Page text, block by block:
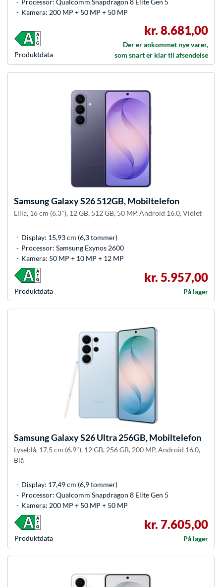
Processor: Qualcomm Snapdragon 8 Elite Gen 5
Kamera: 200 MP + 50 MP + 50 MP
Produkt­data
kr. 8.681,00
Der er ankommet nye varer,
som snart er klar til afsendelse
SamsungGalaxy S26 512GB, Mobiltelefon
Lilla, 16 cm (6.3"), 12 GB, 512 GB, 50 MP, Android 16.0, Violet
Display: 15,93 cm (6,3 tommer)
Processor: Samsung Exynos 2600
Kamera: 50 MP + 10 MP + 12 MP
Produkt­data
kr. 5.957,00
På lager
SamsungGalaxy S26 Ultra 256GB, Mobiltelefon
Lyseblå, 17,5 cm (6.9"), 12 GB, 256 GB, 200 MP, Android 16.0,
Blå
Display: 17,49 cm (6,9 tommer)
Processor: Qualcomm Snapdragon 8 Elite Gen 5
Kamera: 200 MP + 50 MP + 50 MP
Produkt­data
kr. 7.605,00
På lager